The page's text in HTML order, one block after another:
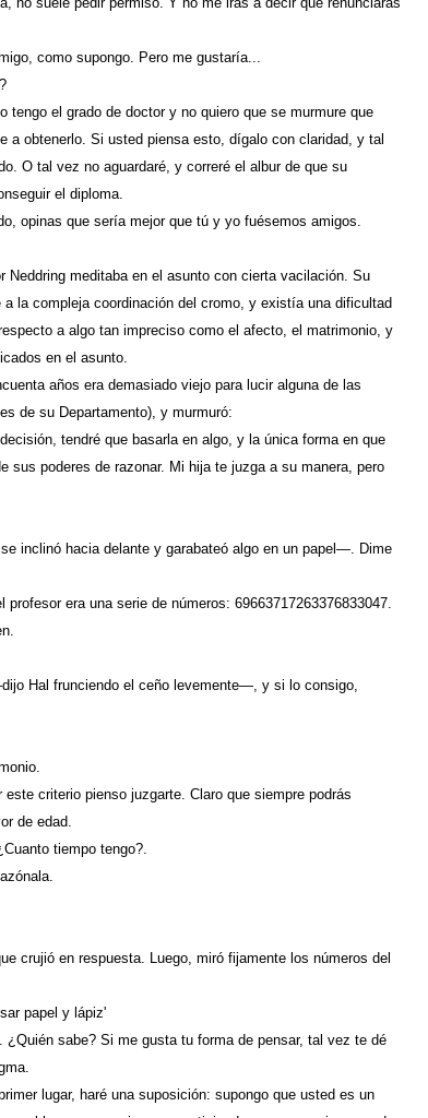
como supongo. Pero me gustaría...
el grado de doctor y no quiero que se murmure que
a obtenerlo. Si usted piensa esto, dígalo con claridad, y tal
O tal vez no aguardaré, y correré el albur de que su
el diploma.
opinas que sería mejor que tú y yo fuésemos amigos.
Neddring meditaba en el asunto con cierta vacilación. Su
la compleja coordinación del cromo, y existía una dificultad
a algo tan impreciso como el afecto, el matrimonio, y
en el asunto.
años era demasiado viejo para lucir alguna de las
de su Departamento), y murmuró:
tendré que basarla en algo, y la única forma en que
sus poderes de razonar. Mi hija te juzga a su manera, pero
inclinó hacia delante y garabateó algo en un papel—. Dime
era una serie de números: 69663717263376833047.
Hal frunciendo el ceño levemente—, y si lo consigo,
criterio pienso juzgarte. Claro que siempre podrás
de edad.
tiempo tengo?.
crujió en respuesta. Luego, miró fijamente los números del
papel y lápiz'
sabe? Si me gusta tu forma de pensar, tal vez te dé
lugar, haré una suposición: supongo que usted es un